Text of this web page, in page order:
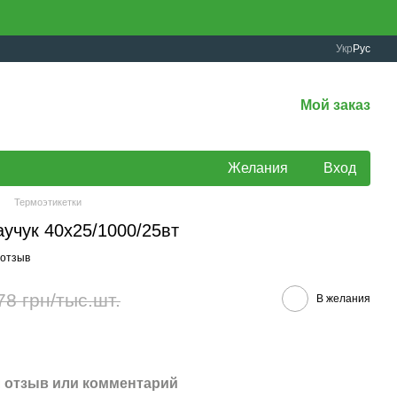
Укр Рус
Мой заказ
Желания Вход
Термоэтикетки
40х25/1000/25вт
грн/тыс.шт. В желания
или комментарий